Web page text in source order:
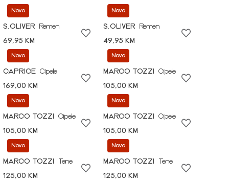
Novo
S.OLIVER
Remen
69,95 KM
Novo
S.OLIVER
Remen
49,95 KM
Novo
CAPRICE Cipele
169,00 KM
Novo
MARCO TOZZI
Cipele
105,00 KM
Novo
MARCO TOZZI
Cipele
105,00 KM
Novo
MARCO TOZZI
Cipele
105,00 KM
Novo
MARCO TOZZI
Tene
125,00 KM
Novo
MARCO TOZZI
Tene
125,00 KM